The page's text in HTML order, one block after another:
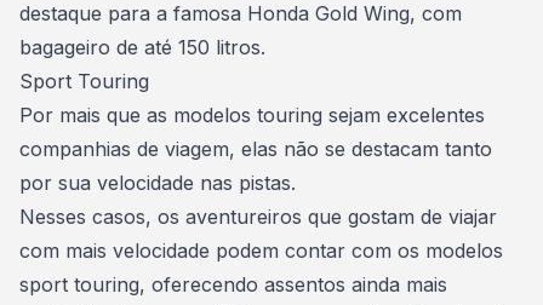
destaque para a famosa Honda Gold Wing, com
bagageiro de até 150 litros.
Sport Touring
Por mais que as modelos touring sejam excelentes
companhias de viagem, elas não se destacam tanto
por sua velocidade nas pistas.
Nesses casos, os aventureiros que gostam de viajar
com mais velocidade podem contar com os modelos
sport touring, oferecendo assentos ainda mais